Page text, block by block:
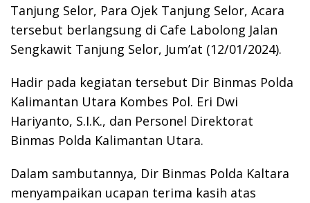
Tanjung Selor, Para Ojek Tanjung Selor, Acara
tersebut berlangsung di Cafe Labolong Jalan
Sengkawit Tanjung Selor, Jum’at (12/01/2024).
Hadir pada kegiatan tersebut Dir Binmas Polda
Kalimantan Utara Kombes Pol. Eri Dwi
Hariyanto, S.I.K., dan Personel Direktorat
Binmas Polda Kalimantan Utara.
Dalam sambutannya, Dir Binmas Polda Kaltara
menyampaikan ucapan terima kasih atas